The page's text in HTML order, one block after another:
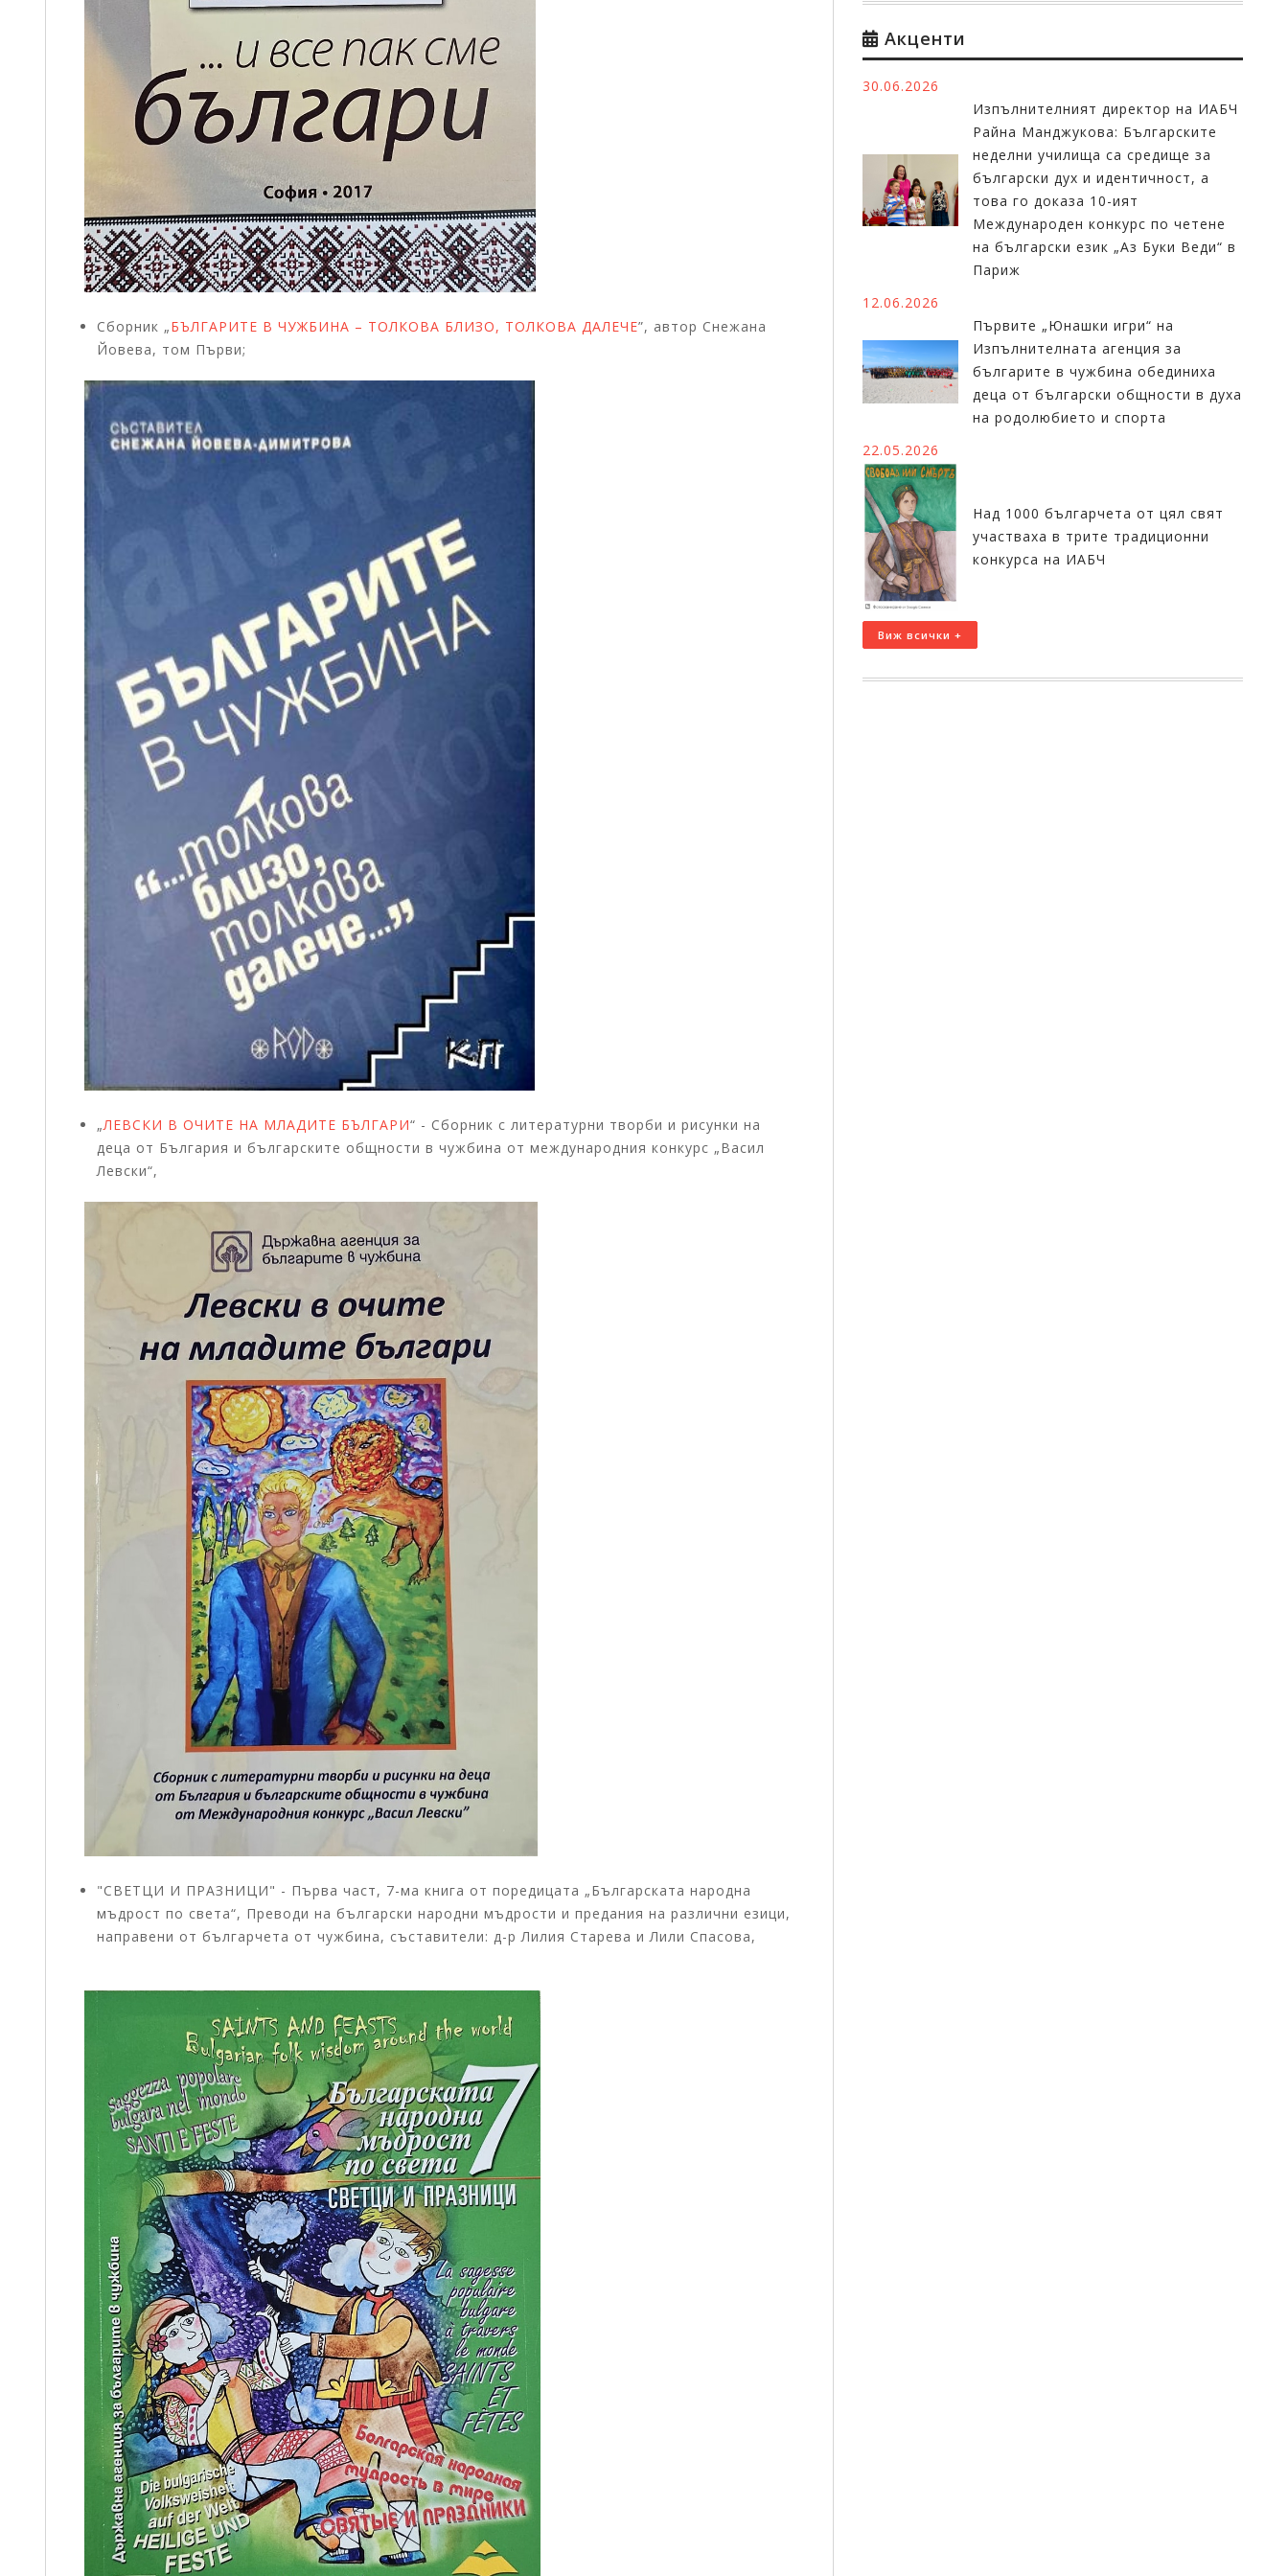
Сборник „БЪЛГАРИТЕ В ЧУЖБИНА – ТОЛКОВА БЛИЗО, ТОЛКОВА ДАЛЕЧЕ”, автор Снежана
Йовева, том Първи;
„ЛЕВСКИ В ОЧИТЕ НА МЛАДИТЕ БЪЛГАРИ“ - Сборник с литературни творби и рисунки на
деца от България и българските общности в чужбина от международния конкурс „Васил
Левски“,
"СВЕТЦИ И ПРАЗНИЦИ" - Първа част, 7-ма книга от поредицата „Българската народна
мъдрост по света“, Преводи на български народни мъдрости и предания на различни езици,
направени от българчета от чужбина, съставители: д-р Лилия Старева и Лили Спасова,
Акценти
30.06.2026
Изпълнителният директор на ИАБЧ
Райна Манджукова: Българските
неделни училища са средище за
български дух и идентичност, а
това го доказа 10-ият
Международен конкурс по четене
на български език „Аз Буки Веди“ в
Париж
12.06.2026
Първите „Юнашки игри“ на
Изпълнителната агенция за
българите в чужбина обединиха
деца от български общности в духа
на родолюбието и спорта
22.05.2026
Над 1000 българчета от цял свят
участваха в трите традиционни
конкурса на ИАБЧ
Виж всички +